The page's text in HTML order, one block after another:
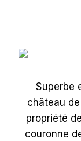
Superbe
château
propriété
couronne